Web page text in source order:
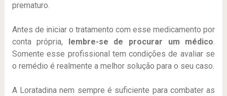
prematuro.
Antes de iniciar o tratamento com esse medicamento por
conta própria,
lembre-se de procurar um médico.
Somente esse profissional tem condições de avaliar se
o remédio é realmente a melhor solução para o seu caso.
A Loratadina nem sempre é suficiente para combater as